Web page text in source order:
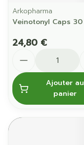
Arkopharma
Veinotonyl Caps 30
24,80 €
Ajouter au
panier